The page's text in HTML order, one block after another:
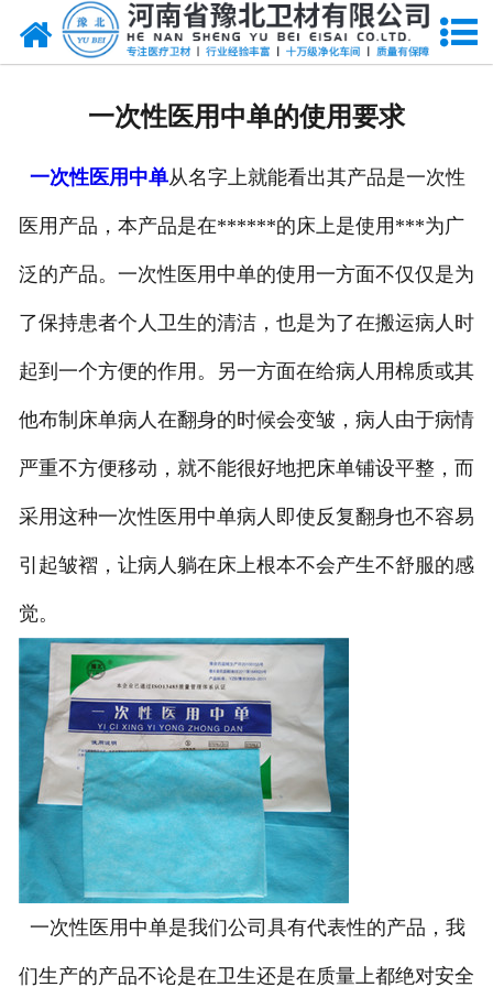
网站首页
厂房设备
人才招聘
联系我们
一次性医用中单的使用要求
一次性医用中单从名字上就能看出其产品是一次性
医用产品，本产品是在******的床上是使用***为广
泛的产品。一次性医用中单的使用一方面不仅仅是为
了保持患者个人卫生的清洁，也是为了在搬运病人时
起到一个方便的作用。另一方面在给病人用棉质或其
他布制床单病人在翻身的时候会变皱，病人由于病情
严重不方便移动，就不能很好地把床单铺设平整，而
采用这种一次性医用中单病人即使反复翻身也不容易
引起皱褶，让病人躺在床上根本不会产生不舒服的感
觉。
一次性医用中单是我们公司具有代表性的产品，我
们生产的产品不论是在卫生还是在质量上都绝对安全